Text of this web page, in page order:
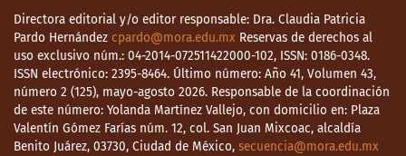
Directora editorial y/o editor responsable: Dra. Claudia Patricia
Pardo Hernández cpardo@mora.edu.mx Reservas de derechos al
uso exclusivo núm.: 04-2014-072511422000-102, ISSN: 0186-0348.
ISSN electrónico: 2395-8464. Último número: Año 41, Volumen 43,
número 2 (125), mayo-agosto 2026. Responsable de la coordinación
de este número: Yolanda Martínez Vallejo, con domicilio en: Plaza
Valentín Gómez Farías núm. 12, col. San Juan Mixcoac, alcaldía
Benito Juárez, 03730, Ciudad de México, secuencia@mora.edu.mx